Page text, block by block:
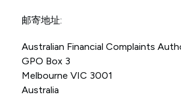
邮寄地址:
Australian Financial Complaints
GPO Box 3
Melbourne VIC 3001
Australia